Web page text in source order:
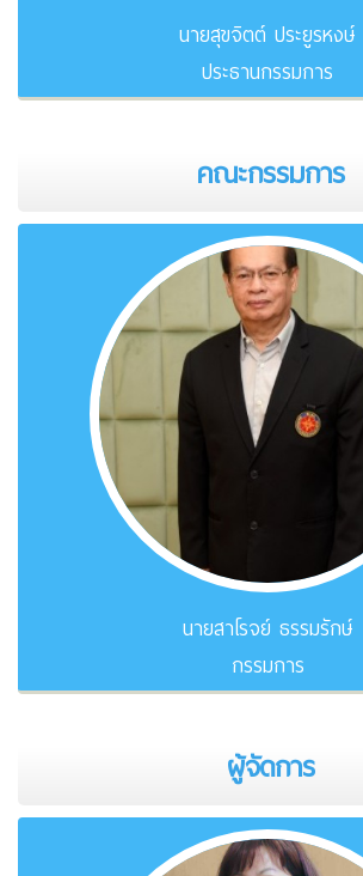
นายสุขจิตต์ ประยูรหงษ์
ประธานกรรมการ
คณะกรรมการ
นายสาโรจย์ ธรรมรักษ์
กรรมการ
ผู้จัดการ